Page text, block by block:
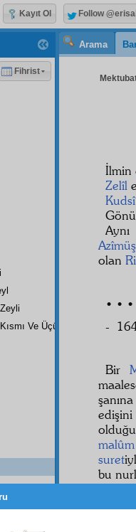
Arama
İlmin
Zelîl
Kudsî
olan
• • •
-
Bir
malûm
suret
bu
Fihrist
Ve Üçüncü Zeylin
Kayıt Ol Follow